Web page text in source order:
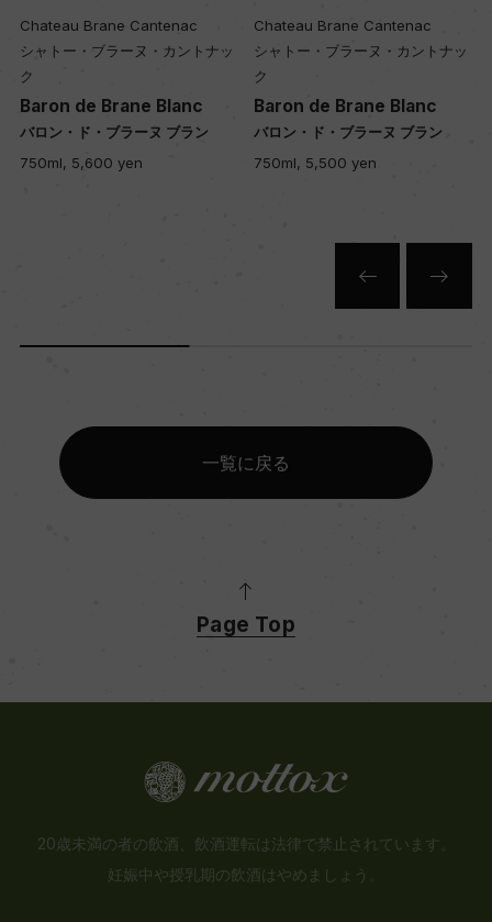
ッ
Chateau Brane Cantenac
シャトー・ブラーヌ・カントナッ
Baron de Brane Blanc
バロン・ド・ブラーヌ ブラン
750ml, 5,500 yen
Chateau Brane Cantenac
シャトー・ブラーヌ・カントナ
Baron de Brane Blanc
バロン・ド・ブラーヌ ブラン
750ml, 5,200 yen
一覧に戻る
Page Top
20歳未満の者の飲酒、飲酒運転は法律で禁止されています。
妊娠中や授乳期の飲酒はやめましょう。